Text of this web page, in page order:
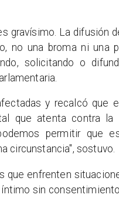
gravísimo. La difusión
no una broma ni una
solicitando o
y recalcó que
que atenta contra la
permitir que
circunstancia", sostuvo.
que enfrenten
íntimo sin